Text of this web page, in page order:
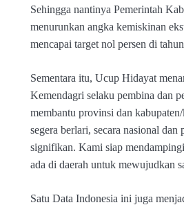
Sehingga nantinya Pemerintah
menurunkan angka kemiskinan
mencapai target nol persen di
Sementara itu, Ucup Hidayat
Kemendagri selaku pembina dan
membantu provinsi dan
segera berlari, secara nasional dan
signifikan. Kami siap
ada di daerah untuk mewujudkan
Satu Data Indonesia ini juga